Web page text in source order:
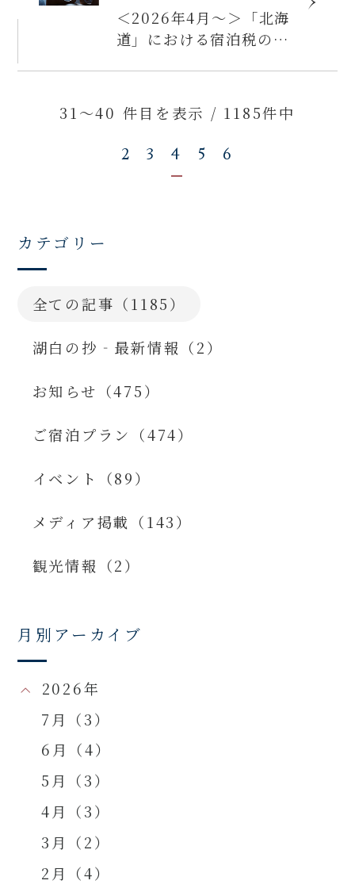
＜2026年4月～＞「北海
道」における宿泊税の導
31～40 件目を表示 / 1185件中
2 3 4 5 6
カテゴリー
全ての記事（1185）
湖白の抄‐最新情報（2）
お知らせ（475）
ご宿泊プラン（474）
イベント（89）
メディア掲載（143）
観光情報（2）
月別アーカイブ
2026年
7月（3）
6月（4）
5月（3）
4月（3）
3月（2）
2月（4）